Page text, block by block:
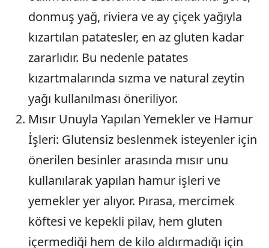
donmuş yağ, riviera ve ay çiçek yağıyla
kızartılan patatesler, en az gluten kadar
zararlıdır. Bu nedenle patates
kızartmalarında sızma ve natural zeytin
yağı kullanılması öneriliyor.
Mısır Unuyla Yapılan Yemekler ve Hamur
İşleri: Glutensiz beslenmek isteyenler için
önerilen besinler arasında mısır unu
kullanılarak yapılan hamur işleri ve
yemekler yer alıyor. Pırasa, mercimek
köftesi ve kepekli pilav, hem gluten
içermediği hem de kilo aldırmadığı için